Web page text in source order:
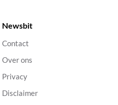
Newsbit
Contact
Over ons
Privacy
Disclaimer